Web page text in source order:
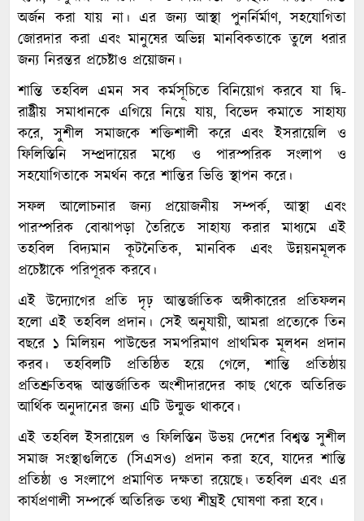
অর্জন করা যায় না। এর জন্য আস্থা পুনর্নির্মাণ, সহযোগিতা
জোরদার করা এবং মানুষের অভিন্ন মানবিকতাকে তুলে ধরার
জন্য নিরন্তর প্রচেষ্টাও প্রয়োজন।
শান্তি তহবিল এমন সব কর্মসূচিতে বিনিয়োগ করবে যা দ্বি-
রাষ্ট্রীয় সমাধানকে এগিয়ে নিয়ে যায়, বিভেদ কমাতে সাহায্য
করে, সুশীল সমাজকে শক্তিশালী করে এবং ইসরায়েলি ও
ফিলিস্তিনি সম্প্রদায়ের মধ্যে ও পারস্পরিক সংলাপ ও
সহযোগিতাকে সমর্থন করে শান্তির ভিত্তি স্থাপন করে।
সফল আলোচনার জন্য প্রয়োজনীয় সম্পর্ক, আস্থা এবং
পারস্পরিক বোঝাপড়া তৈরিতে সাহায্য করার মাধ্যমে এই
তহবিল বিদ্যমান কূটনৈতিক, মানবিক এবং উন্নয়নমূলক
প্রচেষ্টাকে পরিপূরক করবে।
এই উদ্যোগের প্রতি দৃঢ় আন্তর্জাতিক অঙ্গীকারের প্রতিফলন
হলো এই তহবিল প্রদান। সেই অনুযায়ী, আমরা প্রত্যেকে তিন
বছরে ১ মিলিয়ন পাউন্ডের সমপরিমাণ প্রাথমিক মূলধন প্রদান
করব। তহবিলটি প্রতিষ্ঠিত হয়ে গেলে, শান্তি প্রতিষ্ঠায়
প্রতিশ্রুতিবদ্ধ আন্তর্জাতিক অংশীদারদের কাছ থেকে অতিরিক্ত
আর্থিক অনুদানের জন্য এটি উন্মুক্ত থাকবে।
এই তহবিল ইসরায়েল ও ফিলিস্তিন উভয় দেশের বিশ্বস্ত সুশীল
সমাজ সংস্থাগুলিতে (সিএসও) প্রদান করা হবে, যাদের শান্তি
প্রতিষ্ঠা ও সংলাপে প্রমাণিত দক্ষতা রয়েছে। তহবিল এবং এর
কার্যপ্রণালী সম্পর্কে অতিরিক্ত তথ্য শীঘ্রই ঘোষণা করা হবে।